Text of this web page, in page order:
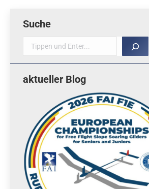
Suche
Suche
aktueller Blog